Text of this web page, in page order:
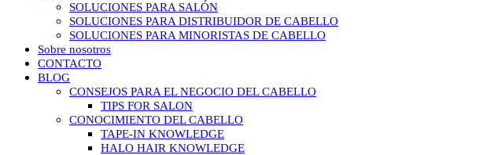
SOLUCIONES PARA SALÓN
SOLUCIONES PARA DISTRIBUIDOR DE CABELLO
SOLUCIONES PARA MINORISTAS DE CABELLO
Sobre nosotros
CONTACTO
BLOG
CONSEJOS PARA EL NEGOCIO DEL CABELLO
TIPS FOR SALON
CONOCIMIENTO DEL CABELLO
TAPE-IN KNOWLEDGE
HALO HAIR KNOWLEDGE